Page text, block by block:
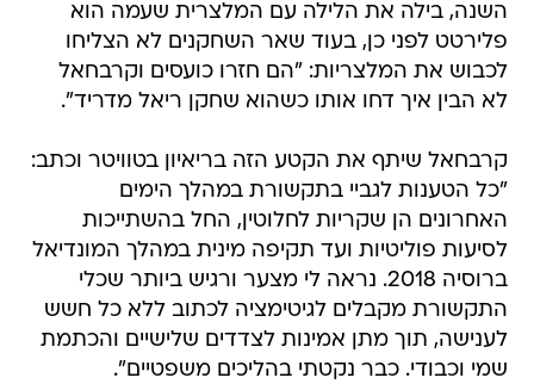
השנה, בילה את הלילה עם המלצרית שעמה הוא
פלירטט לפני כן, בעוד שאר השחקנים לא הצליחו
לכבוש את המלצריות: "הם חזרו כועסים וקרבחאל
לא הבין איך דחו אותו כשהוא שחקן ריאל מדריד".
קרבחאל שיתף את הקטע הזה בריאיון בטוויטר וכתב:
"כל הטענות לגביי בתקשורת במהלך הימים
האחרונים הן שקריות לחלוטין, החל בהשתייכות
לסיעות פוליטיות ועד תקיפה מינית במהלך המונדיאל
ברוסיה 2018. נראה לי מצער ורגיש ביותר שכלי
התקשורת מקבלים לגיטימציה לכתוב ללא כל חשש
לענישה, תוך מתן אמינות לצדדים שלישיים והכתמת
שמי וכבודי. כבר נקטתי בהליכים משפטיים".